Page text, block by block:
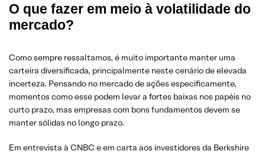
O que fazer em meio à volatilidade do
mercado?
Como sempre ressaltamos, é muito importante manter uma
carteira diversificada, principalmente neste cenário de elevada
incerteza. Pensando no mercado de ações especificamente,
momentos como esse podem levar a fortes baixas nos papéis no
curto prazo, mas empresas com bons fundamentos devem se
manter sólidas no longo prazo.
Em entrevista à CNBC e em carta aos investidores da Berkshire